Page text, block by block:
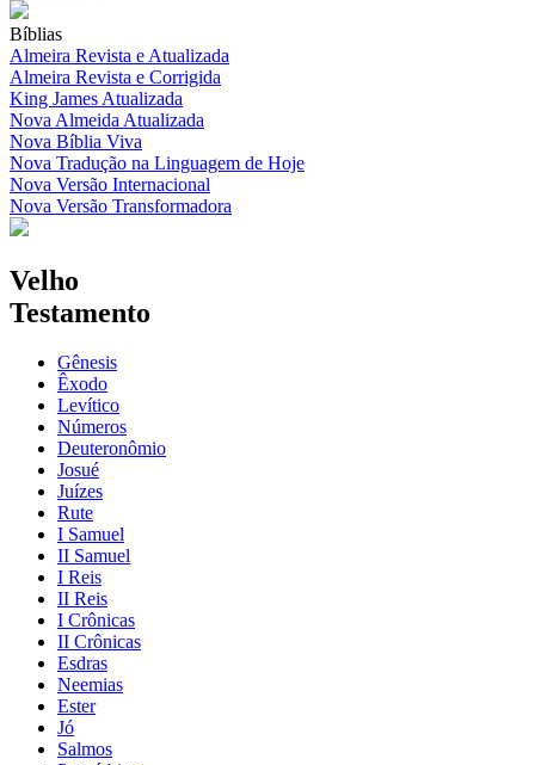
Bíblias
Almeira Revista e Atualizada
Almeira Revista e Corrigida
King James Atualizada
Nova Almeida Atualizada
Nova Bíblia Viva
Nova Tradução na Linguagem de Hoje
Nova Versão Internacional
Nova Versão Transformadora
Velho
Testamento
Gênesis
Êxodo
Levítico
Números
Deuteronômio
Josué
Juízes
Rute
I Samuel
II Samuel
I Reis
II Reis
I Crônicas
II Crônicas
Esdras
Neemias
Ester
Jó
Salmos